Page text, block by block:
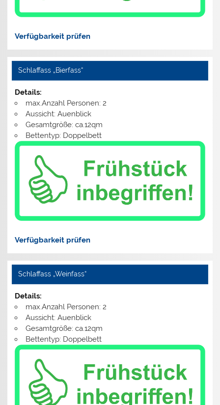
Verfügbarkeit prüfen
Schlaffass „Bierfass“
Details:
max.Anzahl Personen: 2
Aussicht: Auenblick
Gesamtgröße: ca.12qm
Bettentyp: Doppelbett
Verfügbarkeit prüfen
Schlaffass „Weinfass“
Details:
max.Anzahl Personen: 2
Aussicht: Auenblick
Gesamtgröße: ca.12qm
Bettentyp: Doppelbett